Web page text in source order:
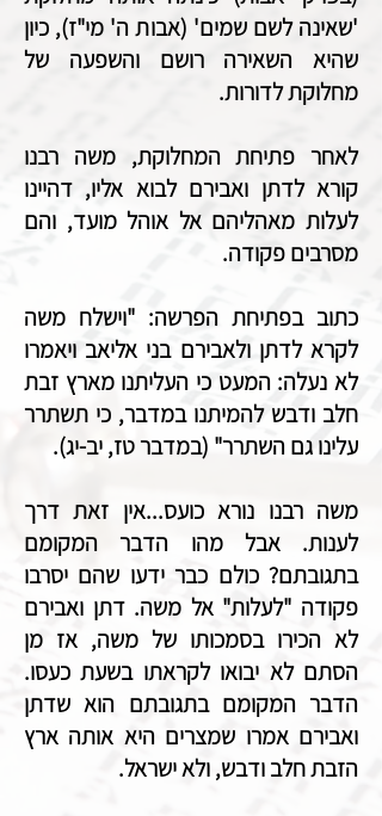
'שאינה לשם שמים' (אבות ה' מי"ז), כיון
שהיא השאירה רושם והשפעה של
מחלוקת לדורות.
לאחר פתיחת המחלוקת, משה רבנו
קורא לדתן ואבירם לבוא אליו, דהיינו
לעלות מאהליהם אל אוהל מועד, והם
מסרבים פקודה.
כתוב בפתיחת הפרשה: "וישלח משה
לקרא לדתן ולאבירם בני אליאב ויאמרו
לא נעלה: המעט כי העליתנו מארץ זבת
חלב ודבש להמיתנו במדבר, כי תשתרר
עלינו גם השתרר" (במדבר טז, יב-יג).
משה רבנו נורא כועס...אין זאת דרך
לענות. אבל מהו הדבר המקומם
בתגובתם? כולם כבר ידעו שהם יסרבו
פקודה "לעלות" אל משה. דתן ואבירם
לא הכירו בסמכותו של משה, אז מן
הסתם לא יבואו לקראתו בשעת כעסו.
הדבר המקומם בתגובתם הוא שדתן
ואבירם אמרו שמצרים היא אותה ארץ
הזבת חלב ודבש, ולא ישראל.